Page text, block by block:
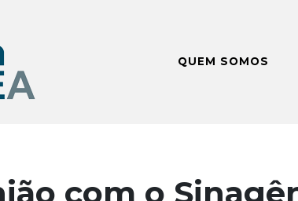
QUEM SOMOS
com o